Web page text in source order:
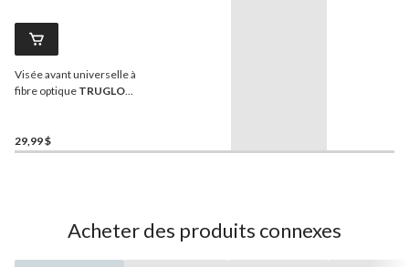
Visée avant universelle à
fibre optique TRUGLO
29,99 $
Acheter des produits connexes